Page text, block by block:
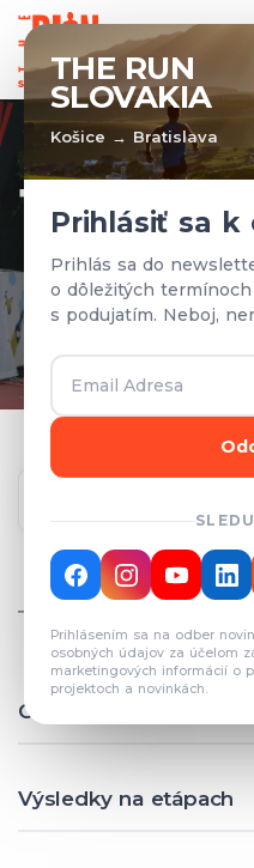
THE RUN
SLOVAKIA
Košice → Bratislava
Prihlásiť sa k
Prihlás sa do
o dôležitých
s podujatím. Neboj,
Prihlásením sa na odber
osobných údajov za účelom
marketingových informácií o
projektoch a novinkách.
TÍMY A
Prihlásené
CELKOVÝ
TÍMOV: 82
Celkové výsledky
Výsledky na etápach